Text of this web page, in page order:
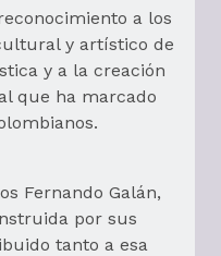
a los
y artístico de
y a la creación
que ha marcado
Fernando Galán,
por sus
tanto a esa